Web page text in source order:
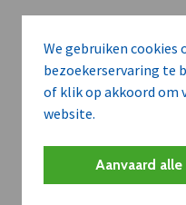
We gebruiken cookies
bezoekerservaring te
of klik op akkoord om
website.
Aanvaard
Kort de